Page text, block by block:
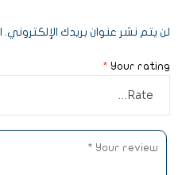
لن يتم نشر عنوان بريدك الإلكتروني.
Your rating
*